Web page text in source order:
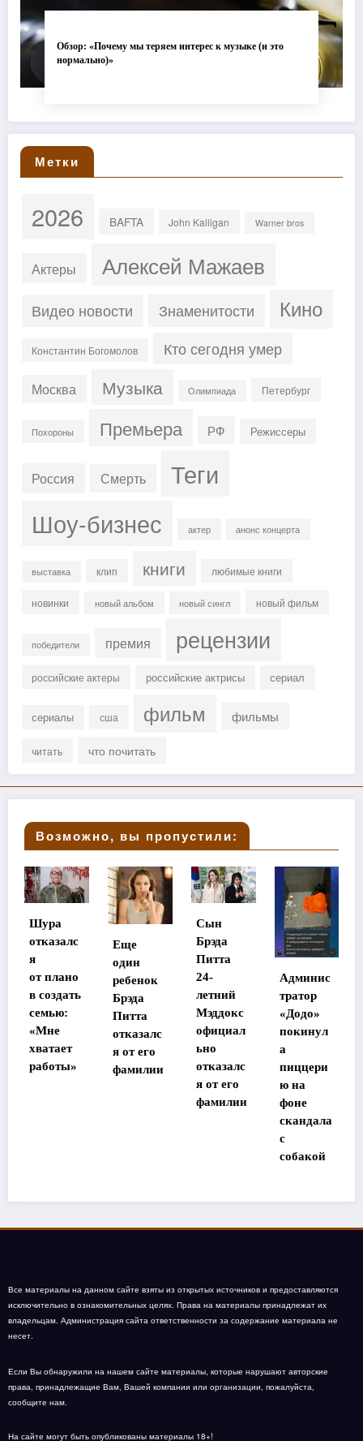
Обзор: «Почему мы теряем интерес к музыке (и это
нормально)»
Метки
2026 BAFTA John Kalligan Warner bros
Актеры Алексей Мажаев
Видео новости Знаменитости Кино
Константин Богомолов Кто сегодня умер
Москва Музыка Олимпиада Петербург
Похороны Премьера РФ Режиссеры
Россия Смерть Теги
Шоу-бизнес актер анонс концерта
выставка клип книги любимые книги
новинки новый альбом новый сингл новый фильм
победители премия рецензии
российские актеры российские актрисы сериал
сериалы сша фильм фильмы
читать что почитать
Возможно, вы пропустили:
Еще
ребенок
Брэда
Питта
отказалс
я от его
фамилии
Сын
Брэда
Питта
24-
летний
Мэддокс
официал
ьно
отказалс
Админис
тратор
«Додо»
покинул
а
пиццери
ю на
фоне
Стала
известна
потеряв
шей
память
в Таилан
участниц
ы
«Дома-2»
Все материалы на данном сайте взяты из открытых источников и предоставляются
исключительно в ознакомительных целях. Права на материалы принадлежат их
владельцам. Администрация сайта ответственности за содержание материала не
несет.
Если Вы обнаружили на нашем сайте материалы, которые нарушают авторские
права, принадлежащие Вам, Вашей компании или организации, пожалуйста,
сообщите нам.
На сайте могут быть опубликованы материалы 18+!